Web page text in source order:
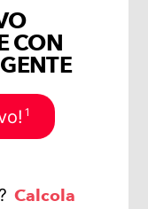
CON
1
Calcola